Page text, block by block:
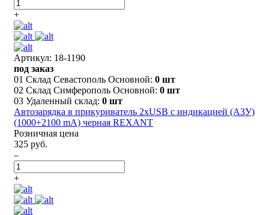
+
Артикул: 18-1190
под заказ
01 Склад Севастополь Основной: 0 шт
02 Склад Симферополь Основной: 0 шт
03 Удаленный склад: 0 шт
Автозарядка в прикуриватель 2хUSB с индикацией (АЗУ)
(1000+2100 mA) черная REXANT
Розничная цена
325 руб.
–
+